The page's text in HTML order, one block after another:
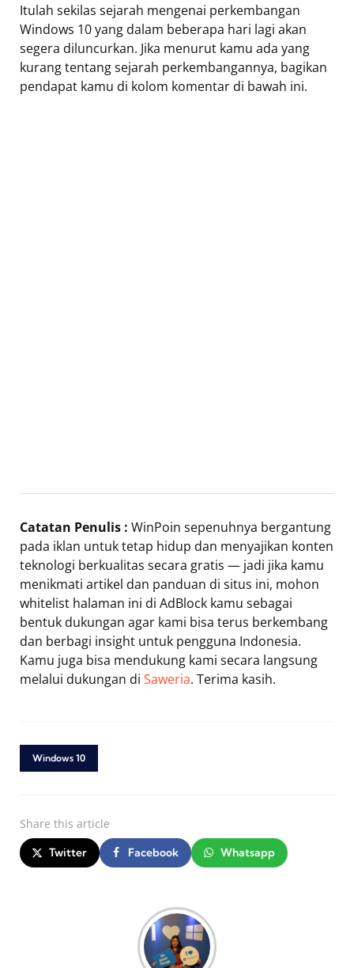
Itulah sekilas sejarah mengenai perkembangan
Windows 10 yang dalam beberapa hari lagi akan
segera diluncurkan. Jika menurut kamu ada yang
kurang tentang sejarah perkembangannya, bagikan
pendapat kamu di kolom komentar di bawah ini.
Catatan Penulis : WinPoin sepenuhnya bergantung
pada iklan untuk tetap hidup dan menyajikan konten
teknologi berkualitas secara gratis — jadi jika kamu
menikmati artikel dan panduan di situs ini, mohon
whitelist halaman ini di AdBlock kamu sebagai
bentuk dukungan agar kami bisa terus berkembang
dan berbagi insight untuk pengguna Indonesia.
Kamu juga bisa mendukung kami secara langsung
melalui dukungan di Saweria. Terima kasih.
Windows 10
Share this article
Twitter Facebook Whatsapp